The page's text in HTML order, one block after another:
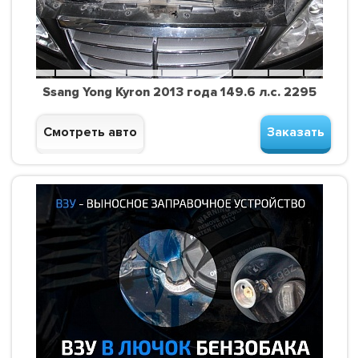
Ssang Yong Kyron 2013 года 149.6 л.с. 2295
Смотреть авто Заказать